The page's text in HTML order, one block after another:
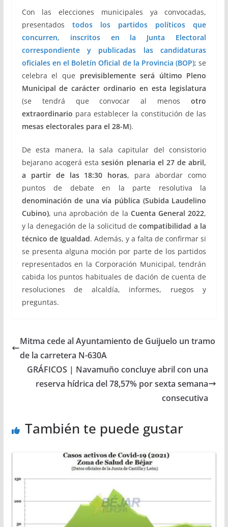
Con las elecciones municipales ya convocadas,
presentados todos los partidos políticos que
concurren, inscritos en la Junta Electoral
correspondiente y publicadas las candidaturas
oficiales en el Boletín Oficial de la Provincia (BOP); se
celebra el que previsiblemente será último Pleno
Municipal de carácter ordinario en esta legislatura
(se tendrá que convocar al menosotro
extraordinario para establecer la constitución de las
mesas electorales para el 28-M).
De esta manera, la sala capitular del consistorio
bejarano acogerá estasesión plenaria el 27 de abril,
a partir de las 18:30 horas, para abordar como
puntos de debate en la parte resolutiva la
denominación de una vía pública (Subida Laudelino
Cubino), una aprobación de la Cuenta General 2022,
y la denegación de la solicitud decompatibilidad a la
técnico de Igualdad. Además, y a falta de confirmar si
se presenta alguna moción por parte de los partidos
representados en la Corporación Municipal, tendrán
cabida los puntos habituales de dación de cuenta de
resoluciones de alcaldía, informes, ruegos y
preguntas.
Mitma cede al Ayuntamiento de Guijuelo un tramo
de la carretera N-630A
GRÁFICOS | Navamuño concluye abril con una
reserva hídrica del 78,57% por sexta semana
consecutiva
También te puede gustar